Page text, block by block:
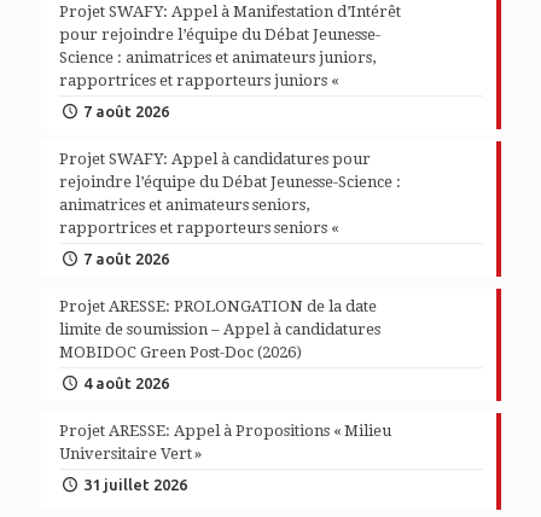
Projet SWAFY: Appel à Manifestation d’Intérêt
pour rejoindre l’équipe du Débat Jeunesse-
Science : animatrices et animateurs juniors,
rapportrices et rapporteurs juniors «
7 août 2026
Projet SWAFY: Appel à candidatures pour
rejoindre l’équipe du Débat Jeunesse-Science :
animatrices et animateurs seniors,
rapportrices et rapporteurs seniors «
7 août 2026
Projet ARESSE: PROLONGATION de la date
limite de soumission – Appel à candidatures
MOBIDOC Green Post-Doc (2026)
4 août 2026
Projet ARESSE: Appel à Propositions « Milieu
Universitaire Vert »
31 juillet 2026